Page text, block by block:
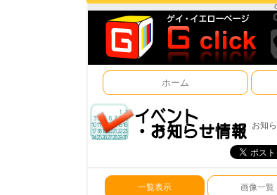
ホーム
お知
一覧表示 画像一覧